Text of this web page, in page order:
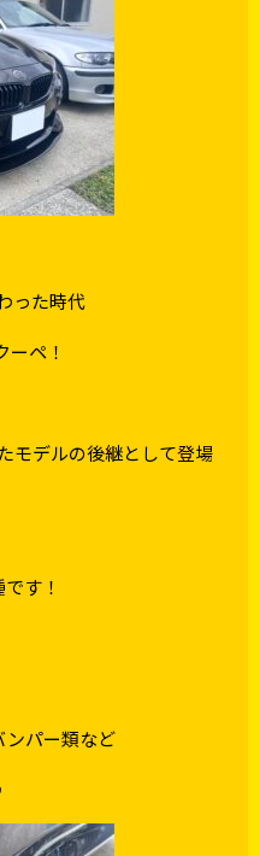
った時代
ペ！
モデルの後継として登場
す！
ンパー類など